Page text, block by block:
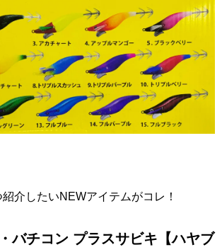
介したいNEWアイテムがコレ！
バチコン プラスサビキ【ハヤブ